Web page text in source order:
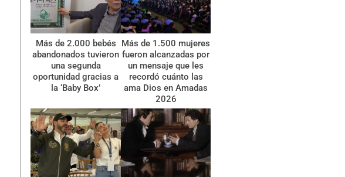
Más de 2.000 bebés
abandonados tuvieron
una segunda
oportunidad gracias a
la ‘Baby Box’
Más de 1.500 mujeres
fueron alcanzadas por
un mensaje que les
recordó cuánto las
ama Dios en Amadas
2026